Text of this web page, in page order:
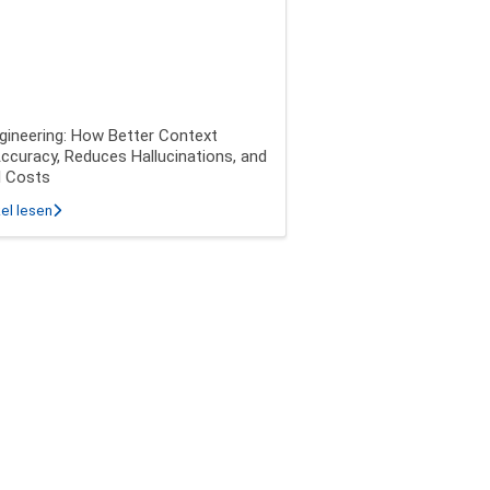
How Better Context
Reduces Hallucinations, and
Costs
lesenüber Context Engineering: How Better Context Improves